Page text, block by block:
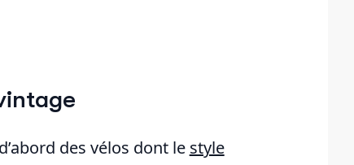
des vélos dont le style